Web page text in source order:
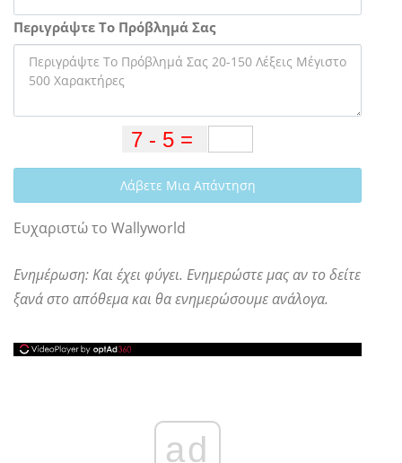
Περιγράψτε Το Πρόβλημά Σας
Λάβετε Μια Απάντηση
Ευχαριστώ το Wallyworld
Ενημέρωση: Και έχει φύγει. Ενημερώστε μας αν το δείτε
ξανά στο απόθεμα και θα ενημερώσουμε ανάλογα.
ad